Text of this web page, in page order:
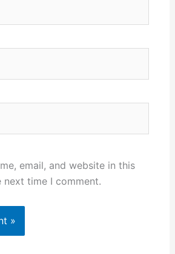
email, and website in this
time I comment.